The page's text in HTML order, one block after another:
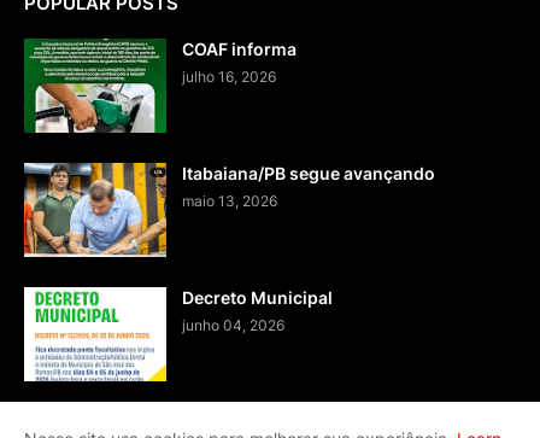
COAF informa
julho 16, 2026
Itabaiana/PB segue avançando
maio 13, 2026
Decreto Municipal
junho 04, 2026